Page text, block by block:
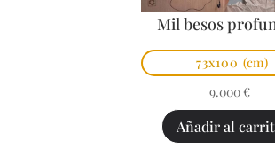
Mil besos
73x100 (cm)
9.000 €
Añadir al